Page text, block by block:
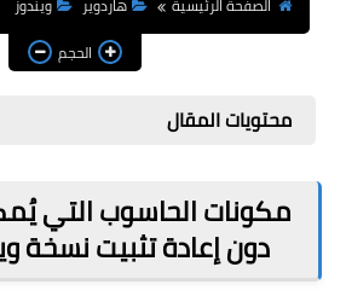
الحجم
محتويات المقال
مكونات الحاسوب التي
دون إعادة تثبيت نسخة